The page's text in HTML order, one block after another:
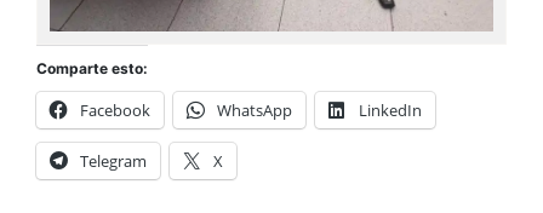
Comparte esto:
Facebook WhatsApp LinkedIn
Telegram X